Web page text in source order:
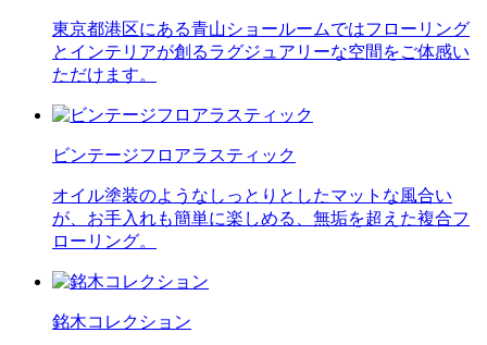
東京都港区にある青山ショールームではフローリング
とインテリアが創るラグジュアリーな空間をご体感い
ただけます。
ビンテージフロアラスティック
オイル塗装のようなしっとりとしたマットな風合い
が、お手入れも簡単に楽しめる、無垢を超えた複合フ
ローリング。
銘木コレクション